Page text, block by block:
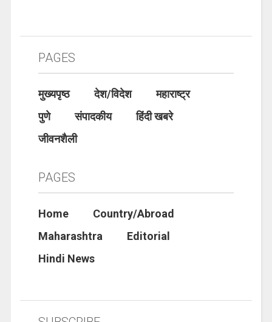
PAGES
मुख्यपृष्ठ देश/विदेश
महाराष्ट्र
पुणे
संपादकीय
हिंदी खबरे
जीवनशैली
PAGES
Home
Country/Abroad
Maharashtra
Editorial
Hindi News